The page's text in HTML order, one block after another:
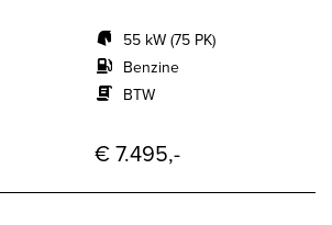
55 kW (75 PK)
Benzine
BTW
€ 7.495,-